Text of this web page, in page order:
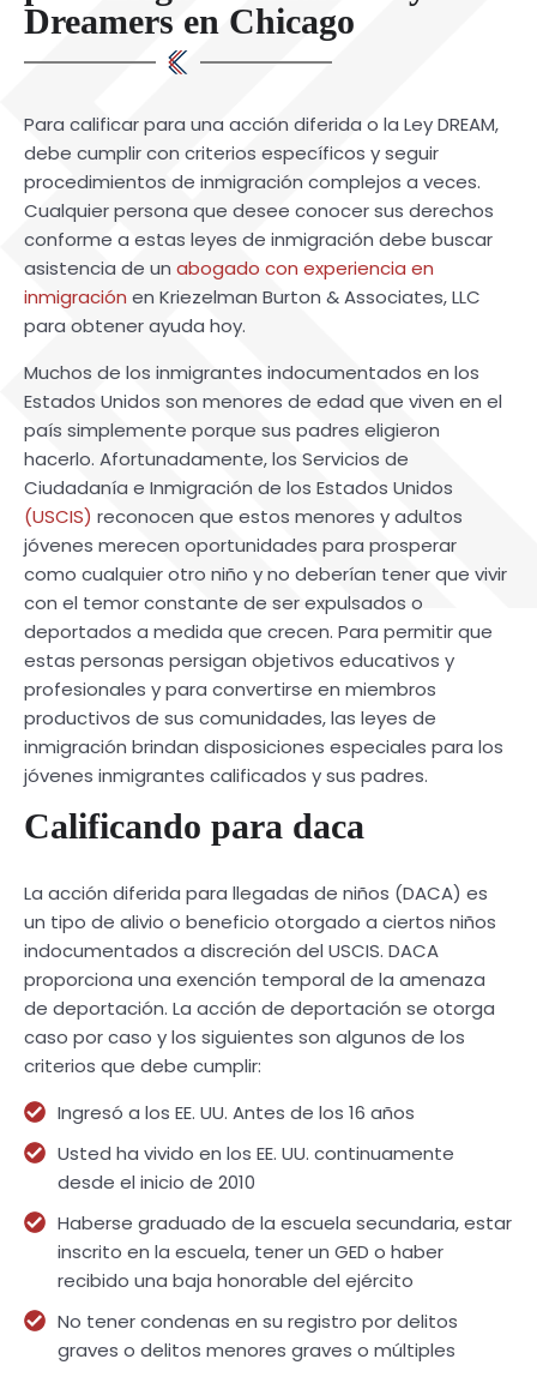
Dreamers en Chicago
Para calificar para una acción diferida o la Ley DREAM,
debe cumplir con criterios específicos y seguir
procedimientos de inmigración complejos a veces.
Cualquier persona que desee conocer sus derechos
conforme a estas leyes de inmigración debe buscar
asistencia de un abogado con experiencia en
inmigración en Kriezelman Burton & Associates, LLC
para obtener ayuda hoy.
Muchos de los inmigrantes indocumentados en los
Estados Unidos son menores de edad que viven en el
país simplemente porque sus padres eligieron
hacerlo. Afortunadamente, los Servicios de
Ciudadanía e Inmigración de los Estados Unidos
(USCIS) reconocen que estos menores y adultos
jóvenes merecen oportunidades para prosperar
como cualquier otro niño y no deberían tener que vivir
con el temor constante de ser expulsados o
deportados a medida que crecen. Para permitir que
estas personas persigan objetivos educativos y
profesionales y para convertirse en miembros
productivos de sus comunidades, las leyes de
inmigración brindan disposiciones especiales para los
jóvenes inmigrantes calificados y sus padres.
Calificando para daca
La acción diferida para llegadas de niños (DACA) es
un tipo de alivio o beneficio otorgado a ciertos niños
indocumentados a discreción del USCIS. DACA
proporciona una exención temporal de la amenaza
de deportación. La acción de deportación se otorga
caso por caso y los siguientes son algunos de los
criterios que debe cumplir:
Ingresó a los EE. UU. Antes de los 16 años
Usted ha vivido en los EE. UU. continuamente
desde el inicio de 2010
Haberse graduado de la escuela secundaria, estar
inscrito en la escuela, tener un GED o haber
recibido una baja honorable del ejército
No tener condenas en su registro por delitos
graves o delitos menores graves o múltiples